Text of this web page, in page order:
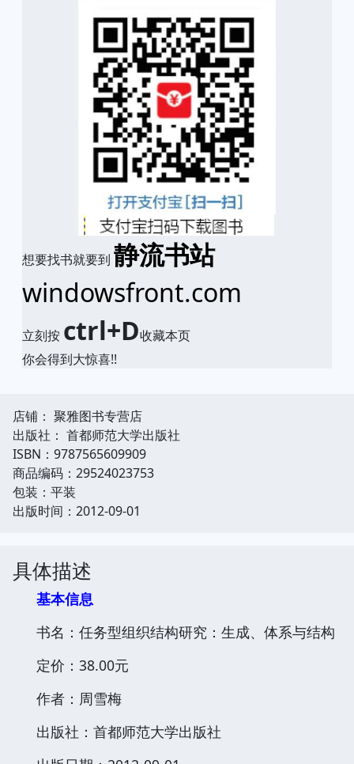
想要找书就要到 静流书站
windowsfront.com
立刻按 ctrl+D收藏本页
你会得到大惊喜!!
店铺： 聚雅图书专营店
出版社： 首都师范大学出版社
ISBN：9787565609909
商品编码：29524023753
包装：平装
出版时间：2012-09-01
具体描述
基本信息
书名：任务型组织结构研究：生成、体系与结构
定价：38.00元
作者：周雪梅
出版社：首都师范大学出版社